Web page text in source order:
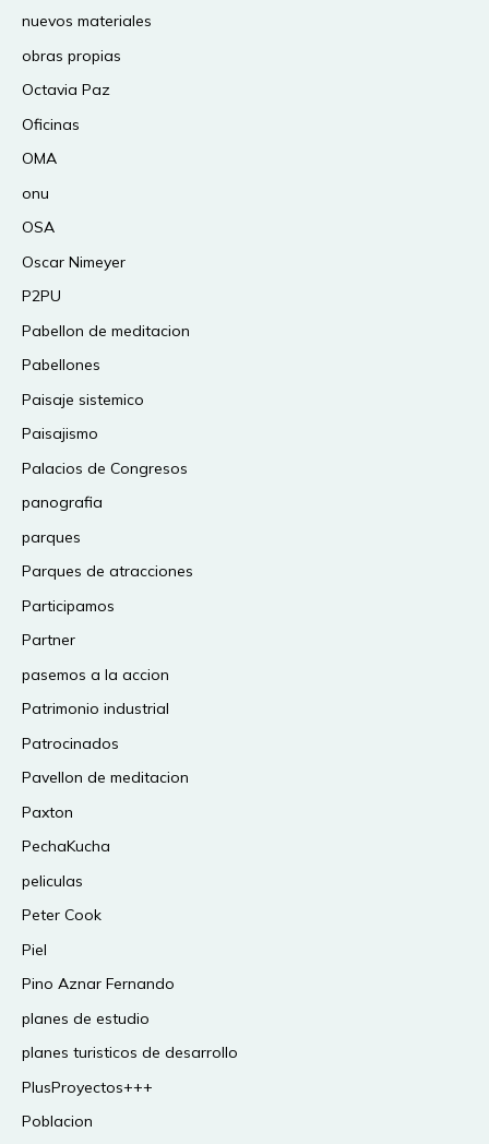
nuevos materiales
obras propias
Octavia Paz
Oficinas
OMA
onu
OSA
Oscar Nimeyer
P2PU
Pabellon de meditacion
Pabellones
Paisaje sistemico
Paisajismo
Palacios de Congresos
panografia
parques
Parques de atracciones
Participamos
Partner
pasemos a la accion
Patrimonio industrial
Patrocinados
Pavellon de meditacion
Paxton
PechaKucha
peliculas
Peter Cook
Piel
Pino Aznar Fernando
planes de estudio
planes turisticos de desarrollo
PlusProyectos+++
Poblacion